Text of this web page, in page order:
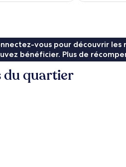
vous pour découvrir
bénéficier. Plus de
du quartier